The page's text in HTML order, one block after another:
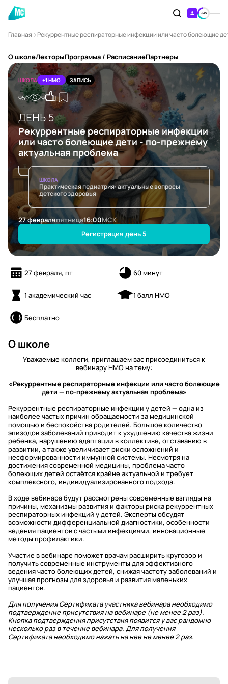
Главная Рекуррентные респираторные инфекции или часто болеющие
О школеЛекторыПрограмма / РасписаниеПартнеры
ШКОЛА +1 НМО ЗАПИСЬ
956 9
ДЕНЬ 5
Рекуррентные респираторные инфекции
или часто болеющие дети - по-прежнему
актуальная проблема
ШКОЛА
Практическая педиатрия: актуальные вопросы
детского здоровья
27 февраляпятница16:00МСК
Регистрация день 5
27 февраля, пт 60 минут
1 академический час 1 балл НМО
Бесплатно
О школе
Уважаемые коллеги, приглашаем вас присоединиться к
вебинару НМО на тему:
«Рекуррентные респираторные инфекции или часто болеющие
дети — по-прежнему актуальная проблема»
Рекуррентные респираторные инфекции у детей — одна из
наиболее частых причин обращаемости за медицинской
помощью и беспокойства родителей. Большое количество
эпизодов заболеваний приводит к ухудшению качества жизни
ребенка, нарушению адаптации в коллективе, отставанию в
развитии, а также увеличивает риски осложнений и
несформированности иммунной системы. Несмотря на
достижения современной медицины, проблема часто
болеющих детей остаётся крайне актуальной и требует
комплексного, индивидуализированного подхода.
В ходе вебинара будут рассмотрены современные взгляды на
причины, механизмы развития и факторы риска рекуррентных
респираторных инфекций у детей. Эксперты обсудят
возможности дифференциальной диагностики, особенности
ведения пациентов с частыми инфекциями, инновационные
методы профилактики.
Участие в вебинаре поможет врачам расширить кругозор и
получить современные инструменты для эффективного
ведения часто болеющих детей, снижая частоту заболеваний и
улучшая прогнозы для здоровья и развития маленьких
пациентов.
Для получения Сертификата участника вебинара необходимо
подтверждение присутствия на вебинаре (не менее 2 раз).
Кнопка подтверждения присутствия появится у вас рандомно
несколько раз в течение вебинара. Для получения
Сертификата необходимо нажать на нее не менее 2 раз.